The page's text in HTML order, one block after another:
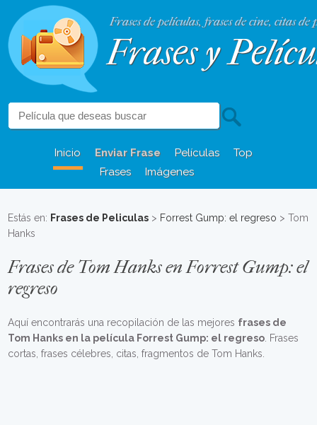
Frases de películas, frases de cine, citas de
Frases y
Inicio Enviar Frase Películas
Top
Frases
Imágenes
Estás en: Frases de Peliculas > Forrest Gump: el regreso > Tom
Hanks
Frases de Tom Hanks en Forrest Gump: el
regreso
Aquí encontrarás una recopilación de las mejores frases de
Tom Hanks en la película Forrest Gump: el regreso . Frases
cortas, frases célebres, citas, fragmentos de Tom Hanks.